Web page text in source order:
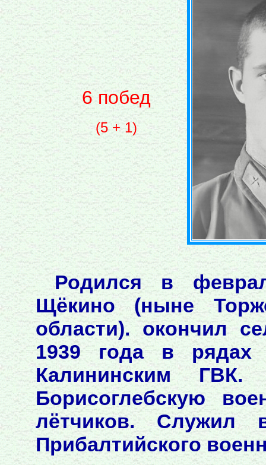
6 побед
(5 + 1)
Родился в
Щёкино (ныне
области). окончил
1939 года в рядах
Калининским
Борисоглебскую
лётчиков. Служил
Прибалтийского